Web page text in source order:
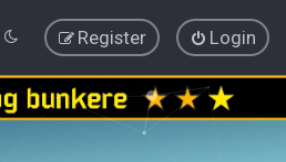
Login
Register